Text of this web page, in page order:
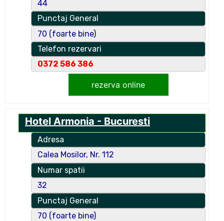
44
Punctaj General
70 (foarte bine)
Telefon rezervari
0372 586 386
rezerva online
Hotel Armonia - Bucuresti
Adresa
Calea Mosilor, Nr. 112
Numar spatii
32
Punctaj General
70 (foarte bine)